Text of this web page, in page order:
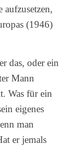
(1946)
das, oder ein
Mann
Was für ein
eigenes
man
er jemals